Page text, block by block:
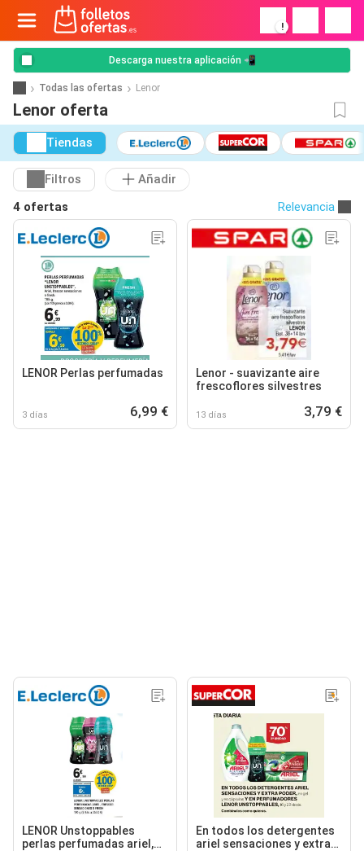
!
Descarga nuestra aplicación 📲
Todas las ofertas Lenor
Lenor oferta
Tiendas
Filtros
Añadir
4 ofertas
Relevancia
LENOR Perlas perfumadas
3 días 6,99 €
Lenor - suavizante aire
frescoflores silvestres
13 días 3,79 €
LENOR Unstoppables
perlas perfumadas ariel,
En todos los detergentes
ariel sensaciones y extra